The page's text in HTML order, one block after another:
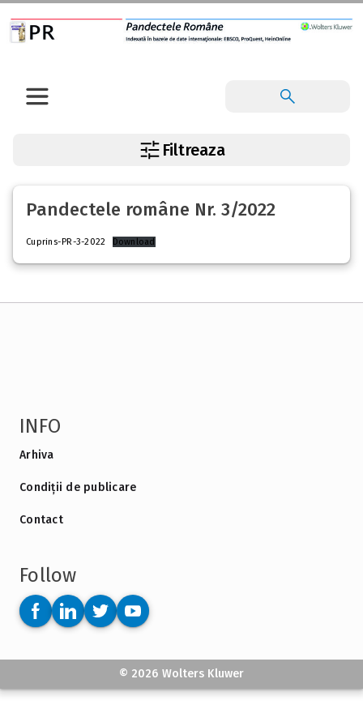
Filtreaza
Pandectele române Nr. 3/2022
Cuprins-PR-3-2022 Download
INFO
Arhiva
Condiții de publicare
Contact
Follow
© 2026 Wolters Kluwer